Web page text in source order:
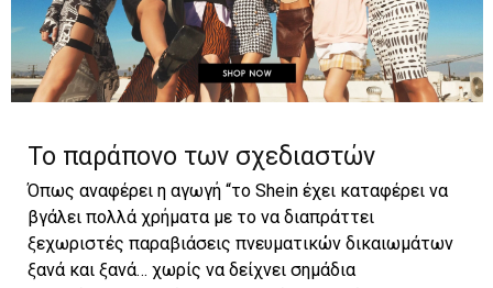
Το παράπονο των σχεδιαστών
Όπως αναφέρει η αγωγή “το Shein έχει καταφέρει να
βγάλει πολλά χρήματα με το να διαπράττει
ξεχωριστές παραβιάσεις πνευματικών δικαιωμάτων
ξανά και ξανά… χωρίς να δείχνει σημάδια